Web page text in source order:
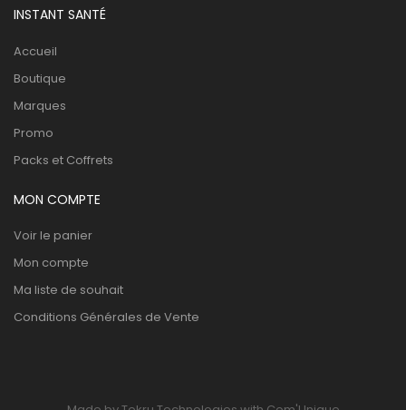
INSTANT SANTÉ
Accueil
Boutique
Marques
Promo
Packs et Coffrets
MON COMPTE
Voir le panier
Mon compte
Ma liste de souhait
Conditions Générales de Vente